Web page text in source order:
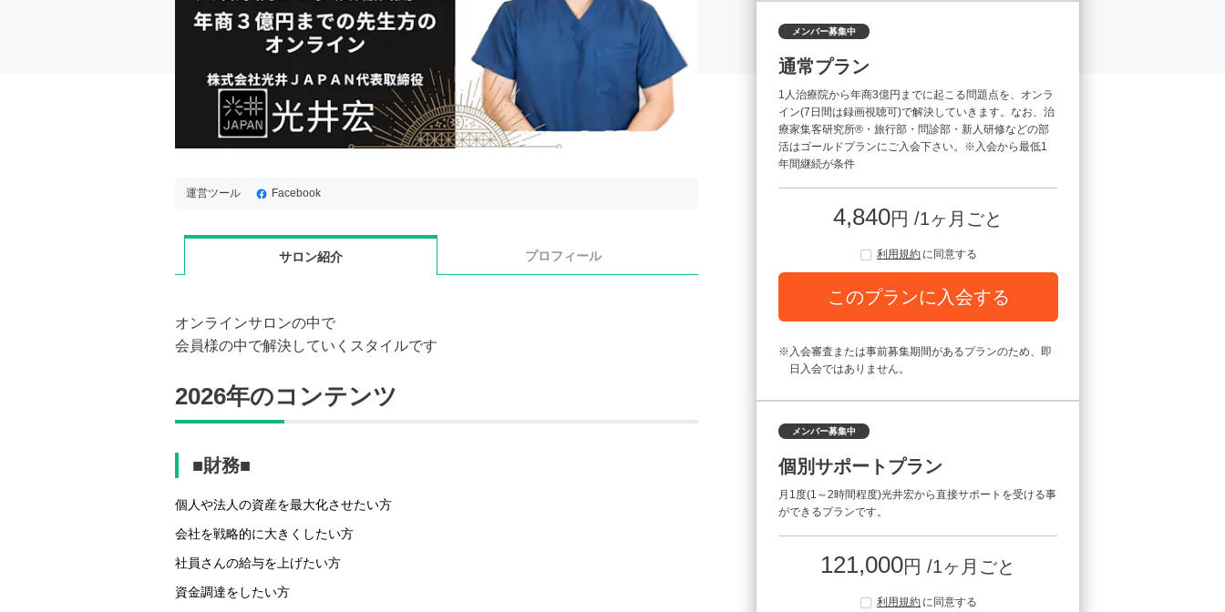
運営ツール Facebook
サロン紹介 プロフィール
オンラインサロンの中で
会員様の中で解決していくスタイルです
2026年のコンテンツ
■財務■
個人や法人の資産を最大化させたい方
会社を戦略的に大きくしたい方
社員さんの給与を上げたい方
資金調達をしたい方
メンバー募集中
通常プラン
1人治療院から年商3億円までに起こる問題点を、オンラ
イン(7日間は録画視聴可)で解決していきます。なお、治
療家集客研究所®・旅行部・問診部・新人研修などの部
活はゴールドプランにご入会下さい。※入会から最低1
年間継続が条件
4,840円 /1ヶ月ごと
利用規約 に同意する
このプランに入会する
入会審査または事前募集期間があるプランのため、即
日入会ではありません。
メンバー募集中
個別サポートプラン
月1度(1～2時間程度)光井宏から直接サポートを受ける事
ができるプランです。
121,000円 /1ヶ月ごと
利用規約 に同意する